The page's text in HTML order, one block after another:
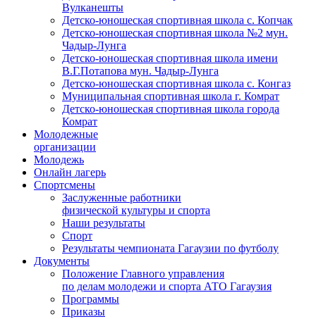
Вулканешты
Детско-юношеская спортивная школа с. Копчак
Детско-юношеская спортивная школа №2 мун.
Чадыр-Лунга
Детско-юношеская спортивная школа имени
В.Г.Потапова мун. Чадыр-Лунга
Детско-юношеская спортивная школа с. Конгаз
Муниципальная спортивная школа г. Комрат
Детско-юношеская спортивная школа города
Комрат
Молодежные
организации
Молодежь
Онлайн лагерь
Спортсмены
Заслуженные работники
физической культуры и спорта
Наши результаты
Спорт
Результаты чемпионата Гагаузии по футболу
Документы
Положение Главного управления
по делам молодежи и спорта АТО Гагаузия
Программы
Приказы